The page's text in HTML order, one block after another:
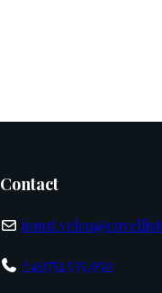
Contact
+40751.535.950